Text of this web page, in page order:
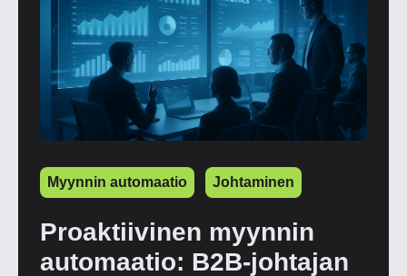
Myynnin automaatio Johtaminen
Proaktiivinen myynnin
automaatio: B2B-johtajan